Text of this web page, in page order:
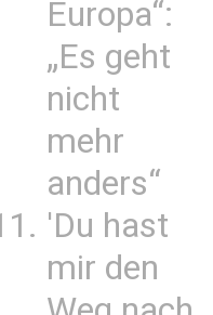
Europa“:
„Es geht
nicht
mehr
anders“
'Du hast
mir den